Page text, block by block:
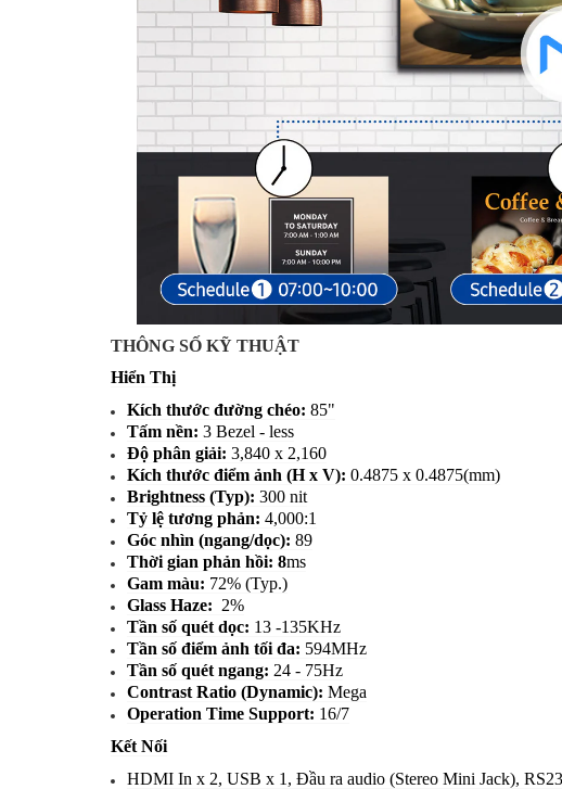
THÔNG SỐ KỸ THUẬT
Hiển Thị
Kích thước đường chéo: 85"
Tấm nền: 3 Bezel - less
Độ phân giải: 3,840 x 2,160
Kích thước điểm ảnh (H x V): 0.4875 x 0.4875(mm)
Brightness (Typ): 300 nit
Tỷ lệ tương phản: 4,000:1
Góc nhìn (ngang/dọc): 89
Thời gian phản hồi: 8ms
Gam màu: 72% (Typ.)
Glass Haze: 2%
Tần số quét dọc: 13 -135KHz
Tần số điểm ảnh tối đa: 594MHz
Tần số quét ngang: 24 - 75Hz
Contrast Ratio (Dynamic): Mega
Operation Time Support: 16/7
Kết Nối
HDMI In x 2, USB x 1, Đầu ra audio (Stereo Mini Jack),